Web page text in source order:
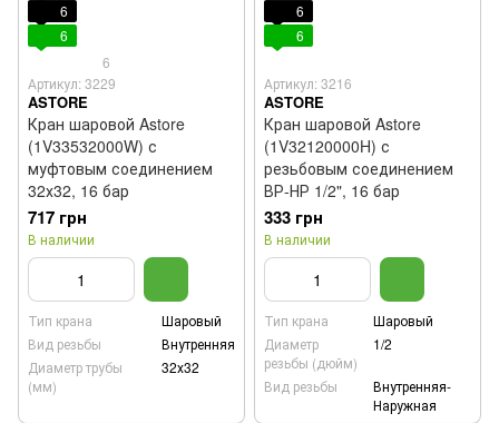
6
6
6
Артикул: 3229
ASTORE
Кран шаровой Astore
(1V33532000W) с
муфтовым соединением
32х32, 16 бар
717 грн
В наличии
Тип крана
Шаровый
Вид резьбы
Внутренняя
Диаметр трубы
(мм)
32х32
6
6
Артикул: 3216
ASTORE
Кран шаровой Astore
(1V32120000H) с
резьбовым соединением
ВР-НР 1/2", 16 бар
333 грн
В наличии
Тип крана
Шаровый
Диаметр
резьбы (дюйм)
1/2
Вид резьбы
Внутренняя-
Наружная